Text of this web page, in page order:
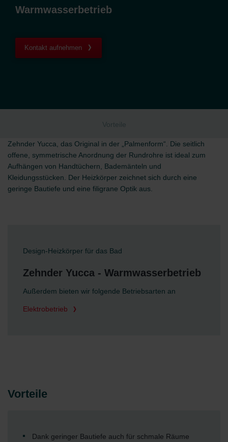
Warmwasserbetrieb
Kontakt aufnehmen
Vorteile
Zehnder Yucca, das Original in der „Palmenform“. Die seitlich
offene, symmetrische Anordnung der Rundrohre ist ideal zum
Aufhängen von Handtüchern, Bademänteln und
Kleidungsstücken. Der Heizkörper zeichnet sich durch eine
geringe Bautiefe und eine filigrane Optik aus.
Design-Heizkörper für das Bad
Zehnder Yucca - Warmwasserbetrieb
Außerdem bieten wir folgende Betriebsarten an
Elektrobetrieb
Vorteile
Dank geringer Bautiefe auch für schmale Räume